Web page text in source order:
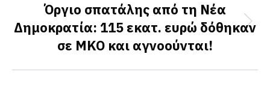
Next
post:
Όργιο σπατάλης από τη Νέα
Δημοκρατία: 115 εκατ. ευρώ δόθηκαν
σε ΜΚΟ και αγνοούνται!